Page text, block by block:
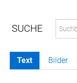
MELDUNGEN
Text Bilder